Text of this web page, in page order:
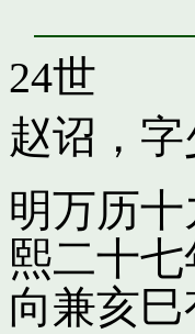
24世
赵诏，字
明万历
熙二十
向兼亥